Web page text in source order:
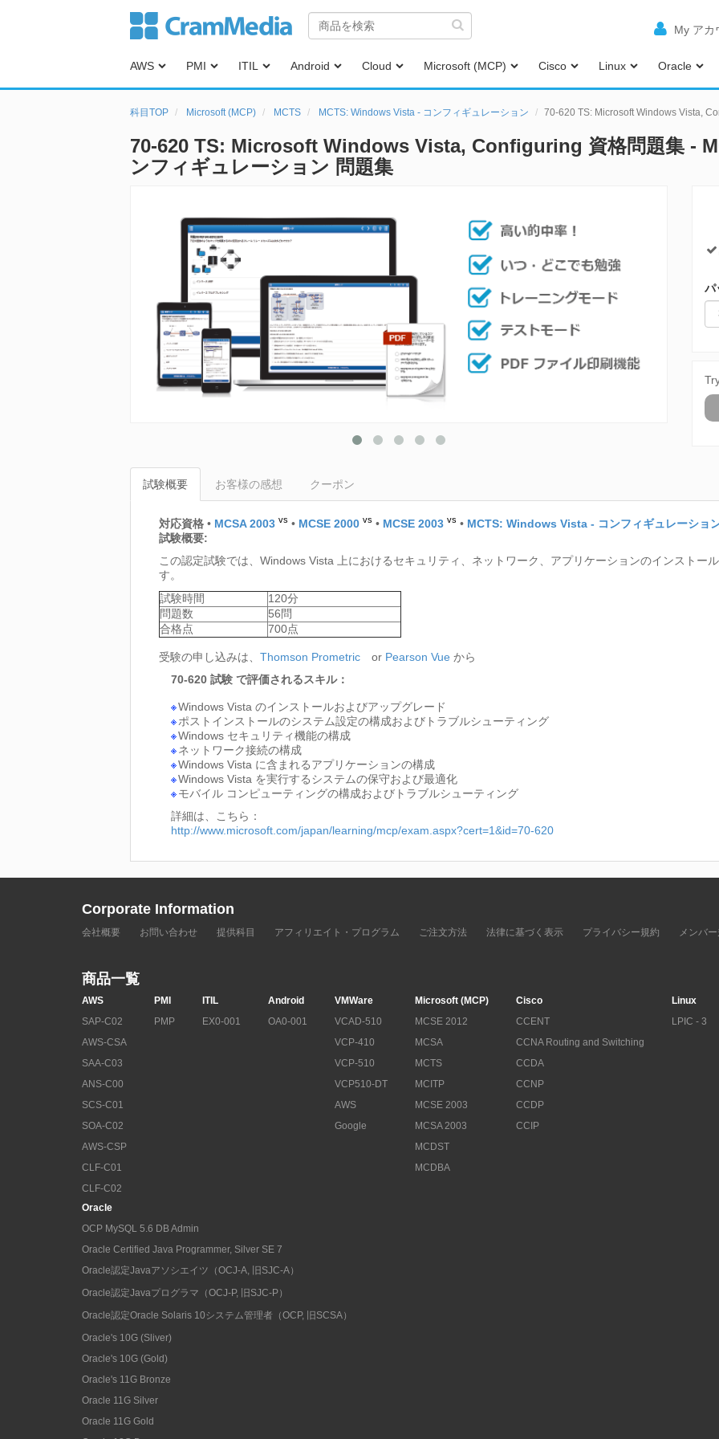
My アカ
AWS PMI ITIL Android Cloud Microsoft (MCP) Cisco Linux Oracle
科目TOP Microsoft (MCP) MCTS MCTS: Windows Vista - コンフィギュレーション 70-620 TS: Microsoft Windows Vista,
70-620 TS: Microsoft Windows Vista, Configuring 資格問題集 -
ンフィギュレーション 問題集
パ
試験概要 お客様の感想 クーポン
対応資格 • MCSA 2003 vs • MCSE 2000 vs • MCSE 2003 vs • MCTS: Windows Vista - コンフィギュレーショ
試験概要:
この認定試験では、Windows Vista 上におけるセキュリティ、ネットワーク、アプリケーションのインストー
す。
試験時間
120分
問題数
56問
合格点
700点
受験の申し込みは、 Thomson Prometric or Pearson Vue から
70-620 試験 で評価されるスキル：
Windows Vista のインストールおよびアップグレード
ポストインストールのシステム設定の構成およびトラブルシューティング
Windows セキュリティ機能の構成
ネットワーク接続の構成
Windows Vista に含まれるアプリケーションの構成
Windows Vista を実行するシステムの保守および最適化
モバイル コンピューティングの構成およびトラブルシューティング
詳細は、こちら：
http://www.microsoft.com/japan/learning/mcp/exam.aspx?cert=1&id=70-620
Corporate Information
会社概要 お問い合わせ 提供科目 アフィリエイト・プログラム ご注文方法 法律に基づく表示 プライバシー規約 メンバ
商品一覧
AWS
SAP-C02
AWS-CSA
SAA-C03
ANS-C00
SCS-C01
SOA-C02
AWS-CSP
CLF-C01
CLF-C02
PMI
PMP
ITIL
EX0-001
Android
OA0-001
VMWare
VCAD-510
VCP-410
VCP-510
VCP510-DT
AWS
Google
Microsoft (MCP)
MCSE 2012
MCSA
MCTS
MCITP
MCSE 2003
MCSA 2003
MCDST
MCDBA
Cisco
CCENT
CCNA Routing and Switching
CCDA
CCNP
CCDP
CCIP
Linux
LPIC - 3
Oracle
OCP MySQL 5.6 DB Admin
Oracle Certified Java Programmer, Silver SE 7
Oracle認定Javaアソシエイツ（OCJ-A, 旧SJC-A）
Oracle認定Javaプログラマ（OCJ-P, 旧SJC-P）
Oracle認定Oracle Solaris 10システム管理者（OCP, 旧SCSA）
Oracle's 10G (Sliver)
Oracle's 10G (Gold)
Oracle's 11G Bronze
Oracle 11G Silver
Oracle 11G Gold